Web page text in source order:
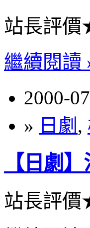
站長評
繼續閱讀
2000-
» 日劇 ,
【日劇
站長評